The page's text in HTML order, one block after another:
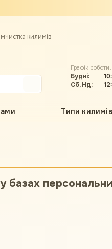
килимів
Графік роботи:
Будні:
Сб, Нд:
Типи килимів
базах